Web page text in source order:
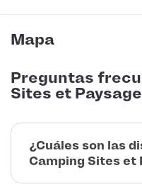
Mapa
Preguntas
Sites et
¿Cuáles son las
Camping Sites et